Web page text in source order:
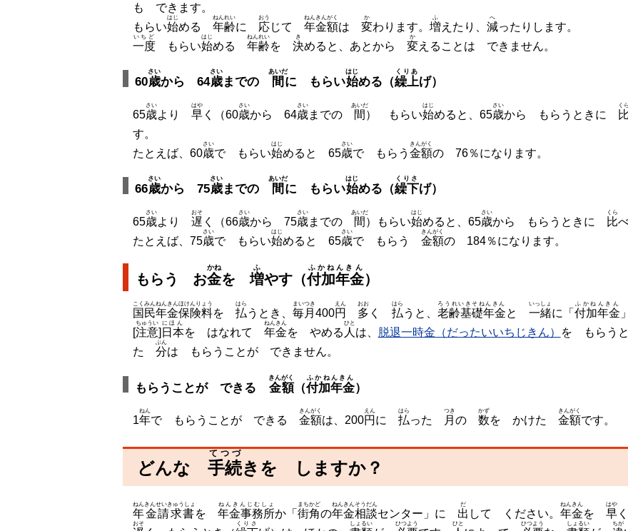
も できます。
もらい始
はじ
める 年齢
ねんれい
に 応
おう
じて 年金額
ねんきんがく
は 変
か
わります。 増
ふ
えたり、 減
へ
ったりします。
一度
いちど
もらい始
はじ
める 年齢
ねんれい
を 決
き
めると、あとから 変
か
えることは できません。
60歳
さい
から 64歳
さい
までの 間
あいだ
に もらい始
はじ
める（繰上
くりあ
げ）
65歳
さい
より 早
はや
く（60歳
さい
から 64歳
さい
までの 間
あいだ
） もらい始
はじ
めると、65歳
さい
から もらうときに 比
くら
す。
たとえば、60歳
さい
で もらい始
はじ
めると 65歳
さい
で もらう 金額
きんがく
の 76％になります。
66歳
さい
から 75歳
さい
までの 間
あいだ
に もらい始
はじ
める（繰下
くりさ
げ）
65歳
さい
より 遅
おそ
く（66歳
さい
から 75歳
さい
までの 間
あいだ
）もらい始
はじ
めると、65歳
さい
から もらうときに 比
くら
たとえば、75歳
さい
で もらい始
はじ
めると 65歳
さい
で もらう 金額
きんがく
の 184％になります。
もらう お金
かね
を増
ふ
やす（付加年金
ふかねんきん
）
国民年金保険料
こくみんねんきんほけんりょう
を 払
はら
うとき、 毎月
まいつき
400円
えん
多
おお
く 払
はら
うと、 老齢基礎年金
ろうれいきそねんきん
と 一緒
いっしょ
に「 付加年金
ふかねんきん
[注意
ちゅうい
] 日本
にほん
を はなれて 年金
ねんきん
を やめる 人
ひと
は、 脱退一時金（だったいいちじきん） を もらうと
た 分
ぶん
は もらうことが できません。
もらうことが できる 金額
きんがく
（付加年金
ふかねんきん
）
1年
ねん
で もらうことが できる 金額
きんがく
は、200円
えん
に 払
はら
った 月
つき
の 数
かず
を かけた 金額
きんがく
です。
どんな 手続
てつづ
きを しますか？
年金請求書
ねんきんせいきゅうしょ
を 年金事務所
ねんきんじむしょ
か「 街角
まちかど
の年金相談
ねんきんそうだん
センター」に 出
だ
して ください。 年金
ねんきん
を 早
はや
おそ くりさ しょるい ひつよう ひと ひつよう しょるい ちが